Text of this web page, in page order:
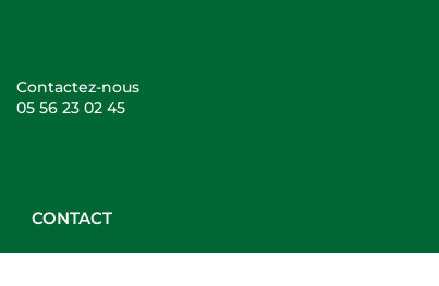
Contactez-nous
05 56 23 02 45
CONTACT